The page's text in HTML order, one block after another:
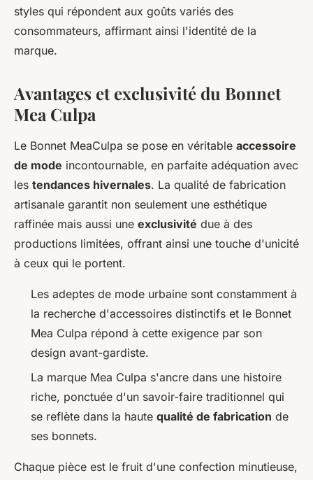
styles qui répondent aux goûts variés des
consommateurs, affirmant ainsi l'identité de la
marque.
Avantages et exclusivité du Bonnet
Mea Culpa
Le Bonnet MeaCulpa se pose en véritable accessoire
de mode incontournable, en parfaite adéquation avec
les tendances hivernales. La qualité de fabrication
artisanale garantit non seulement une esthétique
raffinée mais aussi une exclusivité due à des
productions limitées, offrant ainsi une touche d'unicité
à ceux qui le portent.
Les adeptes de mode urbaine sont constamment à
la recherche d'accessoires distinctifs et le Bonnet
Mea Culpa répond à cette exigence par son
design avant-gardiste.
La marque Mea Culpa s'ancre dans une histoire
riche, ponctuée d'un savoir-faire traditionnel qui
se reflète dans la haute qualité de fabrication de
ses bonnets.
Chaque pièce est le fruit d'une confection minutieuse,